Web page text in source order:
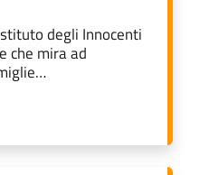
degli Innocenti
che mira ad